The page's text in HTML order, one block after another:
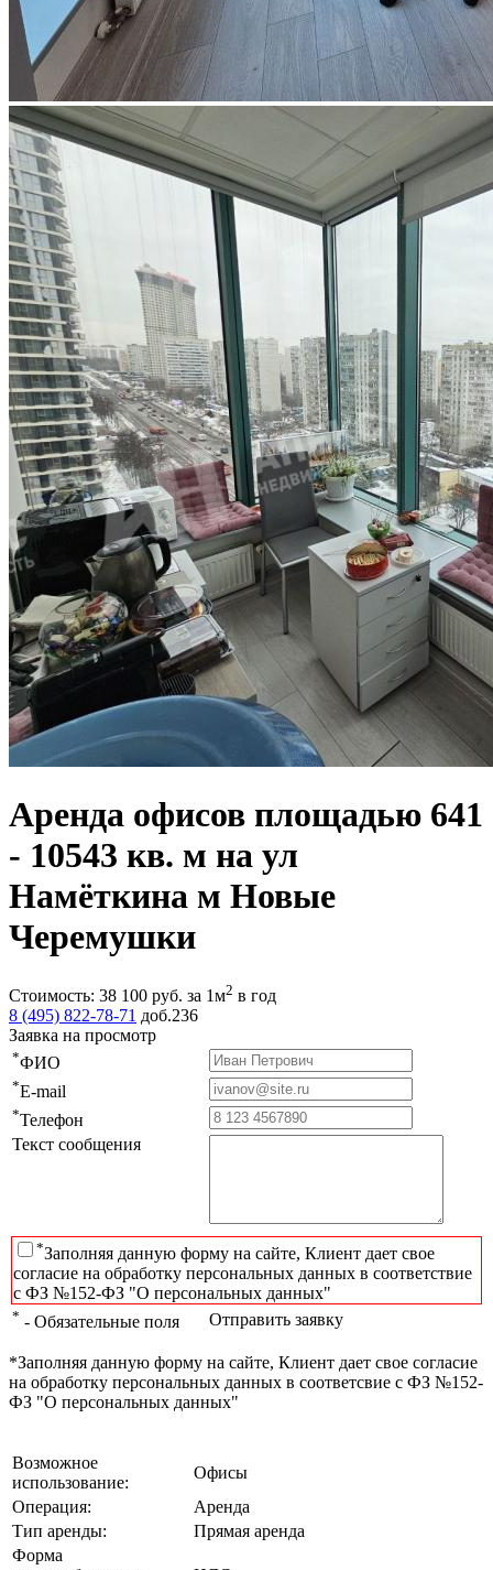
Аренда офисов площадью 641
- 10543 кв. м на ул
Намёткина м Новые
Черемушки
Стоимость: 38 100 руб. за 1м2 в год
8 (495) 822-78-71 доб.236
Заявка на просмотр
*ФИО
*E-mail
*Телефон
Текст сообщения
*Заполняя данную форму на сайте, Клиент дает свое
согласие на обработку персональных данных в соответствие
с ФЗ №152-ФЗ "О персональных данных"
* - Обязательные поля Отправить заявку
*Заполняя данную форму на сайте, Клиент дает свое согласие
на обработку персональных данных в соответсвие с ФЗ №152-
ФЗ "О персональных данных"
Возможное
использование:
Офисы
Операция:
Аренда
Тип аренды:
Прямая аренда
Форма